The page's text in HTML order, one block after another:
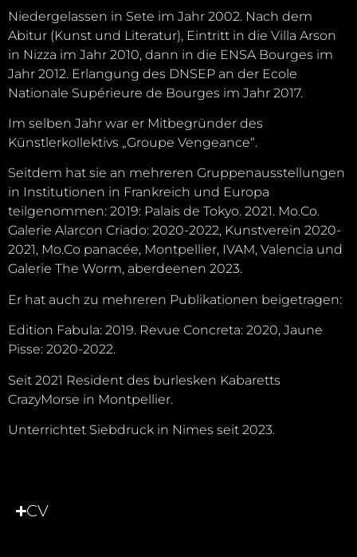
Niedergelassen in Sete im Jahr 2002. Nach dem
Abitur (Kunst und Literatur), Eintritt in die Villa Arson
in Nizza im Jahr 2010, dann in die ENSA Bourges im
Jahr 2012. Erlangung des DNSEP an der Ecole
Nationale Supérieure de Bourges im Jahr 2017.
Im selben Jahr war er Mitbegründer des
Künstlerkollektivs „Groupe Vengeance“.
Seitdem hat sie an mehreren Gruppenausstellungen
in Institutionen in Frankreich und Europa
teilgenommen: 2019: Palais de Tokyo. 2021. Mo.Co.
Galerie Alarcon Criado: 2020-2022, Kunstverein 2020-
2021, Mo.Co panacée, Montpellier, IVAM, Valencia und
Galerie The Worm, aberdeenen 2023.
Er hat auch zu mehreren Publikationen beigetragen:
Edition Fabula: 2019. Revue Concreta: 2020, Jaune
Pisse: 2020-2022.
Seit 2021 Resident des burlesken Kabaretts
CrazyMorse in Montpellier.
Unterrichtet Siebdruck in Nimes seit 2023.
CV